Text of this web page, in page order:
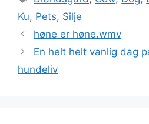
Ku, Pets, Silje
høne er høne.wmv
En helt helt vanlig dag
hundeliv